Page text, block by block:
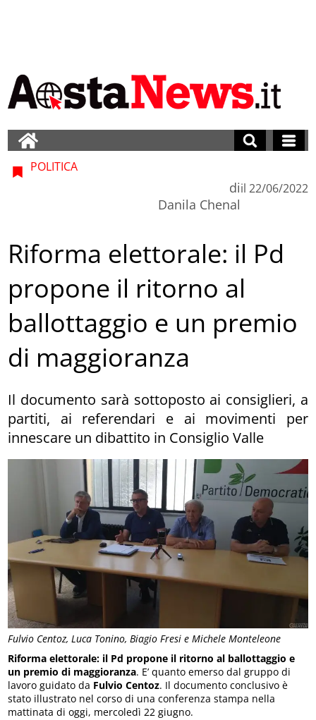
Fulvio Centoz, Luca Tonino, Biagio Fresi e Michele Monteleone
POLITICA
di
Danila Chenal
il 22/06/2022
Riforma elettorale: il Pd
propone il ritorno al
ballottaggio e un premio
di maggioranza
Il documento sarà sottoposto ai consiglieri, a
partiti, ai referendari e ai movimenti per
innescare un dibattito in Consiglio Valle
Riforma elettorale: il Pd propone il ritorno al ballottaggio e
un premio di maggioranza. E’ quanto emerso dal gruppo di
lavoro guidato da Fulvio Centoz. Il documento conclusivo è
stato illustrato nel corso di una conferenza stampa nella
mattinata di oggi, mercoledì 22 giugno.